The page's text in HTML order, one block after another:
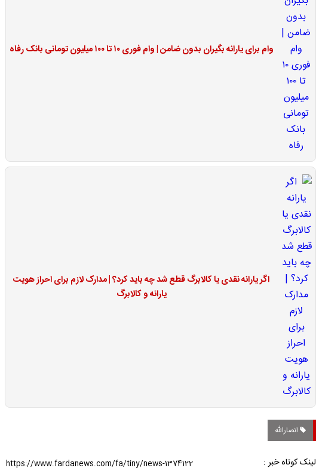
وام برای یارانه بگیران بدون ضامن | وام فوری ۱۰ تا ۱۰۰ میلیون تومانی بانک رفاه
اگر یارانه نقدی یا کالابرگ قطع شد چه باید کرد؟ | مدارک لازم برای احراز هویت
یارانه و کالابرگ
انصارالله
لینک کوتاه خبر :